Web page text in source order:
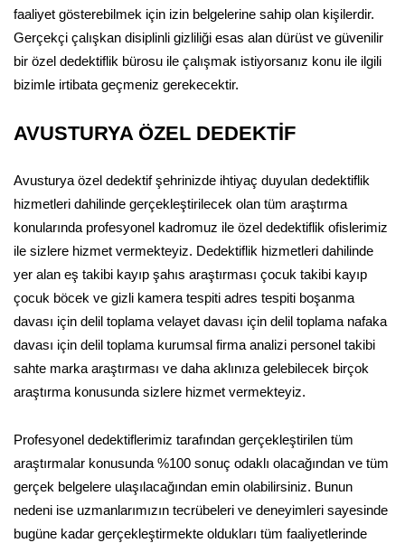
faaliyet gösterebilmek için izin belgelerine sahip olan kişilerdir.
Gerçekçi çalışkan disiplinli gizliliği esas alan dürüst ve güvenilir
bir özel dedektiflik bürosu ile çalışmak istiyorsanız konu ile ilgili
bizimle irtibata geçmeniz gerekecektir.
AVUSTURYA ÖZEL DEDEKTİF
Avusturya özel dedektif şehrinizde ihtiyaç duyulan dedektiflik
hizmetleri dahilinde gerçekleştirilecek olan tüm araştırma
konularında profesyonel kadromuz ile özel dedektiflik ofislerimiz
ile sizlere hizmet vermekteyiz. Dedektiflik hizmetleri dahilinde
yer alan eş takibi kayıp şahıs araştırması çocuk takibi kayıp
çocuk böcek ve gizli kamera tespiti adres tespiti boşanma
davası için delil toplama velayet davası için delil toplama nafaka
davası için delil toplama kurumsal firma analizi personel takibi
sahte marka araştırması ve daha aklınıza gelebilecek birçok
araştırma konusunda sizlere hizmet vermekteyiz.
Profesyonel dedektiflerimiz tarafından gerçekleştirilen tüm
araştırmalar konusunda %100 sonuç odaklı olacağından ve tüm
gerçek belgelere ulaşılacağından emin olabilirsiniz. Bunun
nedeni ise uzmanlarımızın tecrübeleri ve deneyimleri sayesinde
bugüne kadar gerçekleştirmekte oldukları tüm faaliyetlerinde